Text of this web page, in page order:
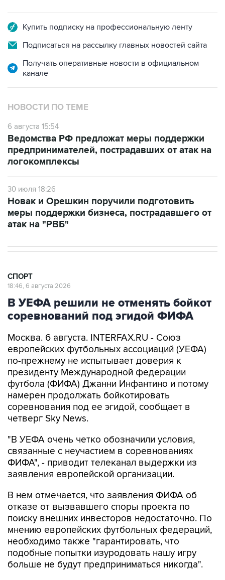
Купить подписку на профессиональную ленту
Подписаться на рассылку главных новостей сайта
Получать оперативные новости в официальном
канале
НОВОСТИ ПО ТЕМЕ
6 августа 15:54
Ведомства РФ предложат меры поддержки
предпринимателей, пострадавших от атак на
логокомплексы
30 июля 18:26
Новак и Орешкин поручили подготовить
меры поддержки бизнеса, пострадавшего от
атак на "РВБ"
СПОРТ
18:46, 6 августа 2026
В УЕФА решили не отменять бойкот
соревнований под эгидой ФИФА
Москва. 6 августа. INTERFAX.RU - Союз
европейских футбольных ассоциаций (УЕФА)
по-прежнему не испытывает доверия к
президенту Международной федерации
футбола (ФИФА) Джанни Инфантино и потому
намерен продолжать бойкотировать
соревнования под ее эгидой, сообщает в
четверг Sky News.
"В УЕФА очень четко обозначили условия,
связанные с неучастием в соревнованиях
ФИФА", - приводит телеканал выдержки из
заявления европейской организации.
В нем отмечается, что заявления ФИФА об
отказе от вызвавшего споры проекта по
поиску внешних инвесторов недостаточно. По
мнению европейских футбольных федераций,
необходимо также "гарантировать, что
подобные попытки изуродовать нашу игру
больше не будут предприниматься никогда".